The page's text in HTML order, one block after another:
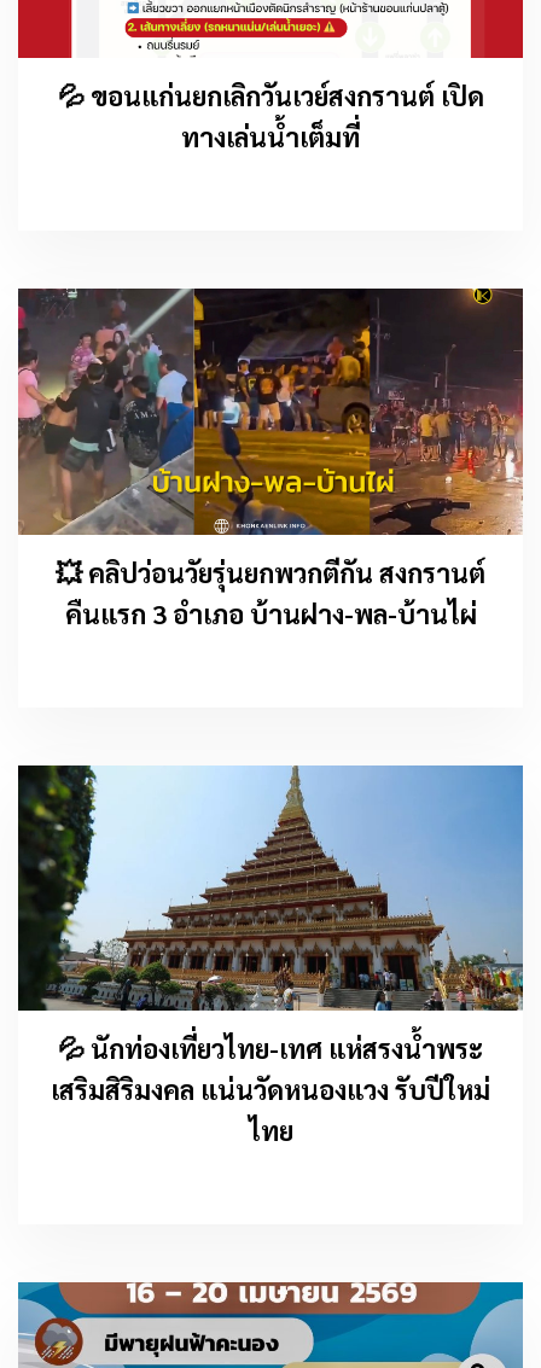
💦 ขอนแก่นยกเลิกวันเวย์สงกรานต์ เปิด
ทางเล่นน้ำเต็มที่
💥 คลิปว่อนวัยรุ่นยกพวกตีกัน สงกรานต์
คืนแรก 3 อำเภอ บ้านฝาง-พล-บ้านไผ่
💦 นักท่องเที่ยวไทย-เทศ แห่สรงน้ำพระ
เสริมสิริมงคล แน่นวัดหนองแวง รับปีใหม่
ไทย